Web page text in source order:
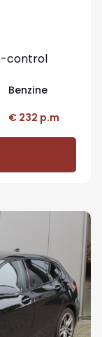
control
Benzine
€ 232 p.m